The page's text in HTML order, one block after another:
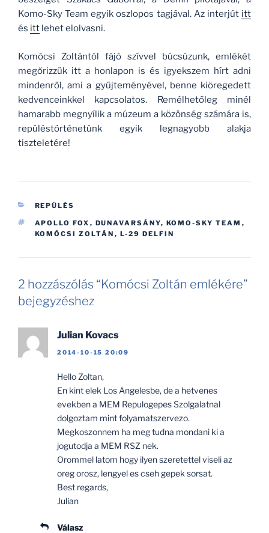
Komo-Sky Team egyik oszlopos tagjával. Az interjút itt
és itt lehet elolvasni.
Komócsi Zoltántól fájó szívvel búcsúzunk, emlékét
megőrizzük itt a honlapon is és igyekszem hírt adni
mindenről, ami a gyűjteményével, benne kiöregedett
kedvenceinkkel kapcsolatos. Remélhetőleg minél
hamarabb megnyílik a múzeum a közönség számára is,
repüléstörténetünk egyik legnagyobb alakja
tiszteletére!
KATEGÓRIÁK
REPÜLÉS
CÍMKÉK
APOLLO FOX , DUNAVARSÁNY, KOMO-SKY TEAM ,
KOMÓCSI ZOLTÁN , L-29 DELFIN
2 hozzászólás “Komócsi Zoltán emlékére”
bejegyzéshez
Julian Kovacs
2014-10-15 20:09
Hello Zoltan,
En kint elek Los Angelesbe, de a hetvenes
evekben a MEM Repulogepes Szolgalatnal
dolgoztam mint folyamatszervezo.
Megkoszonnem ha meg tudna mondani ki a
jogutodja a MEM RSZ nek.
Orommel latom hogy ilyen szeretettel viseli az
oreg orosz, lengyel es cseh gepek sorsat.
Best regards,
Julian
Válasz